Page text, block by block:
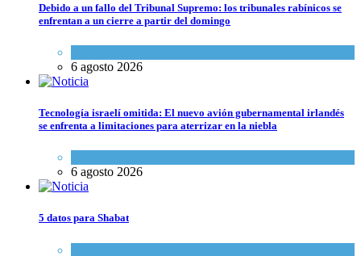
Debido a un fallo del Tribunal Supremo: los tribunales rabínicos se
enfrentan a un cierre a partir del domingo
6 agosto 2026
Tecnología israelí omitida: El nuevo avión gubernamental irlandés
se enfrenta a limitaciones para aterrizar en la niebla
6 agosto 2026
5 datos para Shabat